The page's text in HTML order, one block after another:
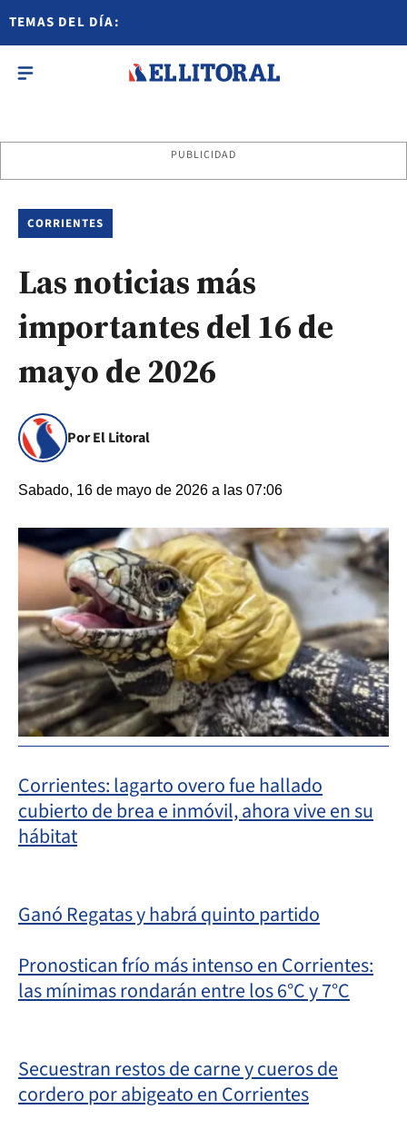
TEMAS DEL DÍA:
PUBLICIDAD
CORRIENTES
Las noticias más
importantes del 16 de
mayo de 2026
Por El Litoral
Sabado, 16 de mayo de 2026 a las 07:06
Corrientes: lagarto overo fue hallado
cubierto de brea e inmóvil, ahora vive en su
hábitat
Ganó Regatas y habrá quinto partido
Pronostican frío más intenso en Corrientes:
las mínimas rondarán entre los 6°C y 7°C
Secuestran restos de carne y cueros de
cordero por abigeato en Corrientes